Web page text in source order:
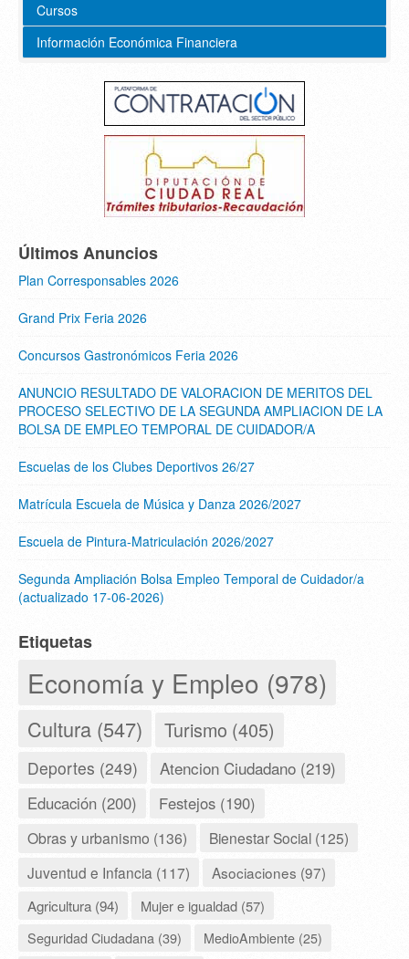
Cursos
Información Económica Financiera
Últimos Anuncios
Plan Corresponsables 2026
Grand Prix Feria 2026
Concursos Gastronómicos Feria 2026
ANUNCIO RESULTADO DE VALORACION DE MERITOS DEL
PROCESO SELECTIVO DE LA SEGUNDA AMPLIACION DE LA
BOLSA DE EMPLEO TEMPORAL DE CUIDADOR/A
Escuelas de los Clubes Deportivos 26/27
Matrícula Escuela de Música y Danza 2026/2027
Escuela de Pintura-Matriculación 2026/2027
Segunda Ampliación Bolsa Empleo Temporal de Cuidador/a
(actualizado 17-06-2026)
Etiquetas
Economía y Empleo (978)
Cultura (547) Turismo (405)
Deportes (249) Atencion Ciudadano (219)
Educación (200) Festejos (190)
Obras y urbanismo (136)
Bienestar Social (125)
Juventud e Infancia (117)
Asociaciones (97)
Agricultura (94)
Mujer e igualdad (57)
Seguridad Ciudadana (39)
MedioAmbiente (25)